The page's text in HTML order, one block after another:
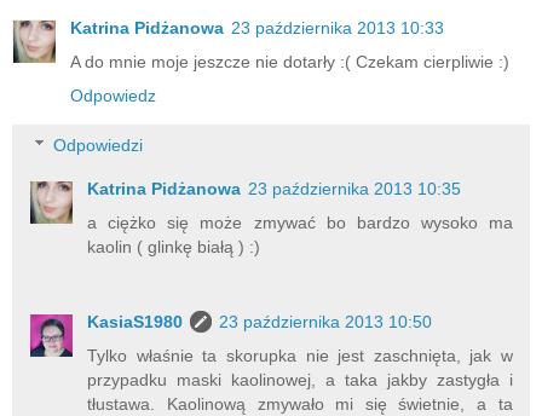
Katrina Pidżanowa 23 października 2013 10:33
A do mnie moje jeszcze nie dotarły :( Czekam cierpliwie :)
Odpowiedz
Odpowiedzi
Katrina Pidżanowa 23 października 2013 10:35
a ciężko się może zmywać bo bardzo wysoko ma
kaolin ( glinkę białą ) :)
KasiaS1980
23 października 2013 10:50
Tylko właśnie ta skorupka nie jest zaschnięta, jak w
przypadku maski kaolinowej, a taka jakby zastygła i
tłustawa. Kaolinową zmywało mi się świetnie, a ta